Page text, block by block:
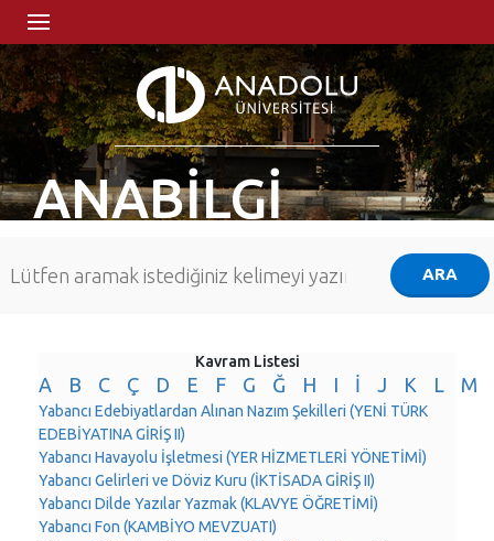
ANABİLGİ
Kavram Listesi
A B C Ç D E F G Ğ H I İ J K L M
Yabancı Edebiyatlardan Alınan Nazım Şekilleri (YENİ TÜRK
EDEBİYATINA GİRİŞ II)
Yabancı Havayolu İşletmesi (YER HİZMETLERİ YÖNETİMİ)
Yabancı Gelirleri ve Döviz Kuru (İKTİSADA GİRİŞ II)
Yabancı Dilde Yazılar Yazmak (KLAVYE ÖĞRETİMİ)
Yabancı Fon (KAMBİYO MEVZUATI)